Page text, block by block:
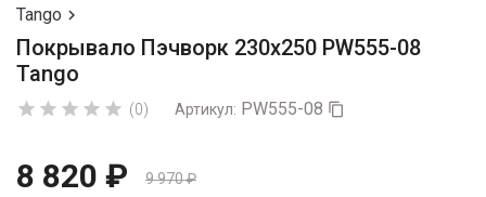
Tango 
Покрывало Пэчворк 230х250 PW555-08
Tango
     (0) Артикул: PW555-08 
8 820 ₽ 9 970 ₽